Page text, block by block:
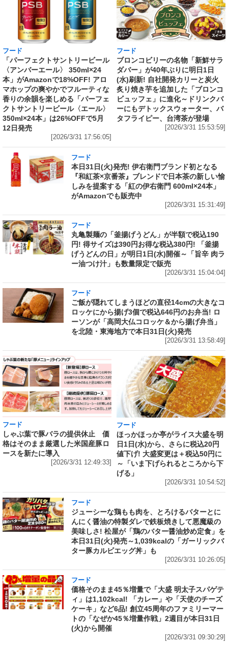
フード
「パーフェクトサントリービール
〈アンバーエール〉 350ml×24
本」がAmazonで18%OFF! アロ
マホップの爽やかでフルーティな
香りの余韻を楽しめる「パーフェ
クトサントリービール〈エール〉
350ml×24本」は26%OFFで5月
12日発売
[2026/3/31 17:56:05]
フード
ブロンコビリーの名物「新鮮サラ
ダバー」が40年ぶりに明日1日
(水)刷新! 自社開発カリーと炭火
炙り焼き芋を追加した「ブロンコ
ビュッフェ」に進化～ドリンクバ
ーにもデトックスウォーター、バ
タフライピー、台湾茶が登場
[2026/3/31 15:53:59]
フード
本日31日(火)発売! 伊右衛門ブランド初となる
『和紅茶×京番茶』ブレンドで日本茶の新しい愉
しみを提案する「紅の伊右衛門 600ml×24本」
がAmazonでも販売中
[2026/3/31 15:31:49]
フード
丸亀製麺の「釜揚げうどん」が半額で税込190
円! 得サイズは390円お得な税込380円! 「釜揚
げうどんの日」が明日1日(水)開催～「旨辛 肉ラ
ー油つけ汁」も数量限定で販売
[2026/3/31 15:04:04]
フード
ご飯が隠れてしまうほどの直径14cmの大きなコ
ロッケにから揚げ3個で税込646円のお弁当! ロ
ーソンが「高岡大仏コロッケ＆から揚げ弁当」
を北陸・東海地方で本日31日(火)発売
[2026/3/31 13:58:49]
フード
しゃぶ葉で豚バラの提供休止 価
格はそのまま厳選した米国産豚ロ
ースを新たに導入
[2026/3/31 12:49:33]
フード
ほっかほっか亭がライス大盛を明
日1日(水)から、さらに税込20円
値下げ! 大盛変更は＋税込50円に
～「いま下げられるところから下
げる」
[2026/3/31 10:54:52]
フード
ジューシーな鶏もも肉を、とろけるバターとに
んにく醤油の特製ダレで鉄板焼きして悪魔級の
美味しさ! 松屋が「鶏のバター醤油炒め定食」を
本日31日(火)発売～1,039kcalの「ガーリックバ
ター豚カルビエッグ丼」も
[2026/3/31 10:26:05]
フード
価格そのまま45％増量で「大盛 明太子スパゲテ
ィ」は1,102kcal! 「カレー」や「天使のチーズ
ケーキ」など6品! 創立45周年のファミリーマー
トの「なぜか45％増量作戦」2週目が本日31日
(火)から開催
[2026/3/31 09:30:29]